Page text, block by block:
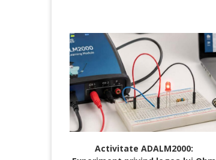
Activitate ADALM2000: